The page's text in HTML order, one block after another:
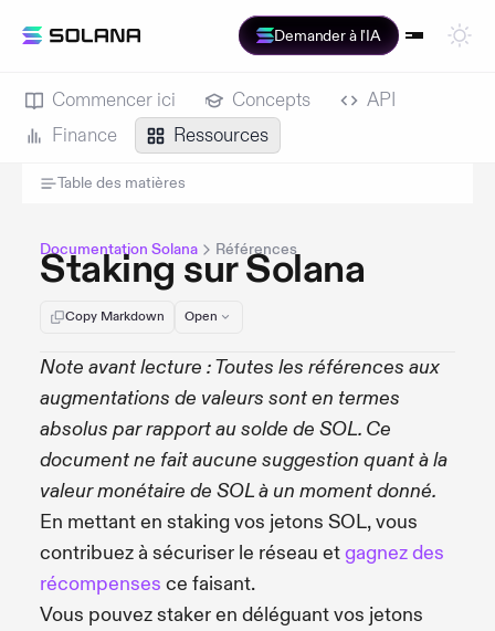
Demander à l'IA
Commencer ici Concepts
API
Finance
Ressources
Table des matières
Documentation Solana Références
Staking sur Solana
Copy Markdown Open
Note avant lecture : Toutes les références aux
augmentations de valeurs sont en termes
absolus par rapport au solde de SOL. Ce
document ne fait aucune suggestion quant à la
valeur monétaire de SOL à un moment donné.
En mettant en staking vos jetons SOL, vous
contribuez à sécuriser le réseau etgagnez des
récompenses ce faisant.
Vous pouvez staker en déléguant vos jetons